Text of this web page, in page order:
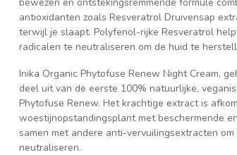
antioxidanten zoals Resveratrol Druivensap
terwijl je slaapt. Polyfenol-rijke Resveratrol
radicalen te neutraliseren om de huid te
Inika Organic Phytofuse Renew Night Cream,
deel uit van de eerste 100% natuurlijke,
Phytofuse Renew. Het krachtige extract is
woestijnopstandingsplant met beschermende
samen met andere anti-vervuilingsextracten
neutraliseren.